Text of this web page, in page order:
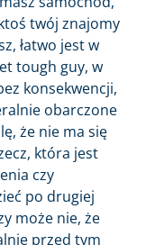
twój znajomy
łatwo jest w
tough guy, w
konsekwencji,
obarczone
że nie ma się
która jest
czy
po drugiej
może nie, że
przed tym